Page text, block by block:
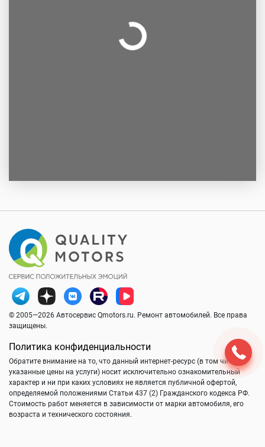
© 2005—2026 Автосервис Qmotors.ru. Ремонт автомобилей. Все права
защищены.
Политика конфиденциальности
Обратите внимание на то, что данный интернет-ресурс (в том числе
указанные цены на услуги) носит исключительно ознакомительный
характер и ни при каких условиях не является публичной офертой,
определяемой положениями Статьи 437 (2) Гражданского кодекса РФ.
Стоимость работ меняется в зависимости от марки автомобиля, его
возраста и технического состояния.